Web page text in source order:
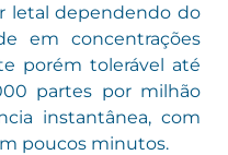
letal dependendo do
em concentrações
porém tolerável até
partes por milhão
instantânea, com
poucos minutos.